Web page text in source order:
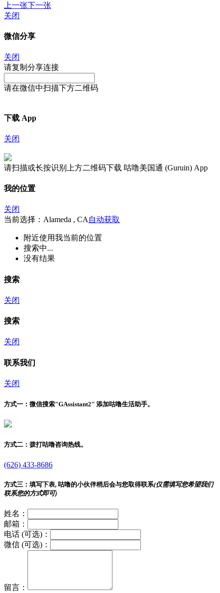
上一张下一张
关闭
微信分享
关闭
请复制分享连接
请在微信中扫描下方二维码
下载 App
关闭
请扫描或长按识别上方二维码下载 咕噜美国通 (Guruin) App
我的位置
关闭
当前选择：Alameda , CA 自动获取
附近使用我当前的位置
搜索中...
没有结果
搜索
关闭
搜索
关闭
联系我们
关闭
方式一： 微信搜索"GAssistant2" 添加咕噜生活助手。
方式二： 拨打咕噜咨询热线。
(626) 433-8686
方式三： 填写下表, 咕噜的小伙伴稍后会与您取得联系(仅需填写您希望我们
联系您的方式即可)
姓名：
邮箱：
电话 (可选)：
微信 (可选)：
留言：